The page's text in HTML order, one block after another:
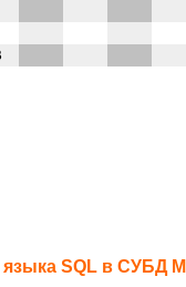
языка SQL в СУБД